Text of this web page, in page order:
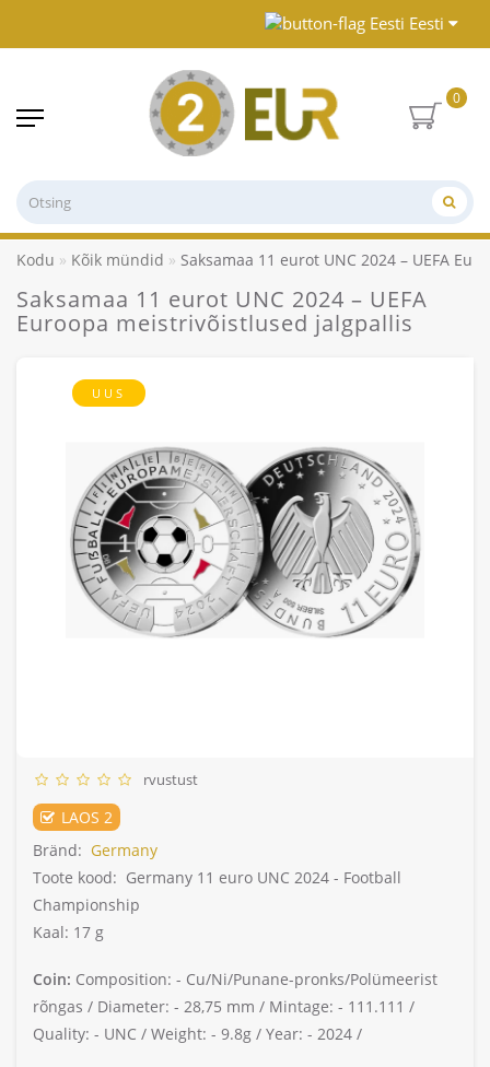
Eesti
0
Kodu Kõik mündid Saksamaa 11 eurot UNC 2024 – UEFA
Saksamaa 11 eurot UNC 2024 – UEFA
Euroopa meistrivõistlused jalgpallis
UUS
rvustust
LAOS 2
Bränd: Germany
Toote kood: Germany 11 euro UNC 2024 - Football
Championship
Kaal: 17 g
Coin: Composition: - Cu/Ni/Punane-pronks/Polümeerist
rõngas / Diameter: - 28,75 mm / Mintage: - 111.111 /
Quality: - UNC / Weight: - 9.8g / Year: - 2024 /